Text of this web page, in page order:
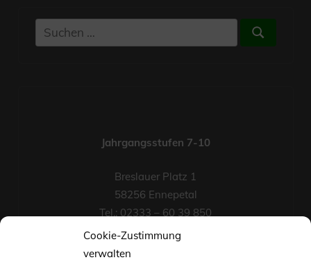
Cookie-Zustimmung
verwalten
Suchen
nach:
Suchen
Jahrgangsstufen 7-10
Breslauer Platz 1
58256 Ennepetal
Tel.: 02333 – 60 39 850
Fax-Nr.: 02333 – 60 39 852